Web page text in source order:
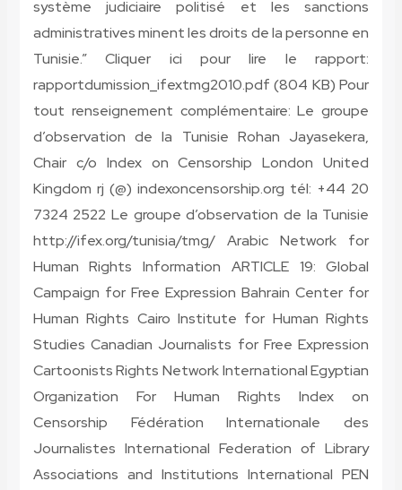
système judiciaire politisé et les sanctions
administratives minent les droits de la personne en
Tunisie.” Cliquer ici pour lire le rapport:
rapportdumission_ifextmg2010.pdf (804 KB) Pour
tout renseignement complémentaire: Le groupe
d’observation de la Tunisie Rohan Jayasekera,
Chair c/o Index on Censorship London United
Kingdom rj (@) indexoncensorship.org tél: +44 20
7324 2522 Le groupe d’observation de la Tunisie
http://ifex.org/tunisia/tmg/ Arabic Network for
Human Rights Information ARTICLE 19: Global
Campaign for Free Expression Bahrain Center for
Human Rights Cairo Institute for Human Rights
Studies Canadian Journalists for Free Expression
Cartoonists Rights Network International Egyptian
Organization For Human Rights Index on
Censorship Fédération Internationale des
Journalistes International Federation of Library
Associations and Institutions International PEN